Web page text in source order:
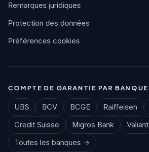
Remarques juridiques
Protection des données
Préférences cookies
COMPTE DE GARANTIE PAR BANQUE
UBS BCV BCGE Raiffeisen
Credit Suisse
Migros Bank
Valiant
Toutes les banques →